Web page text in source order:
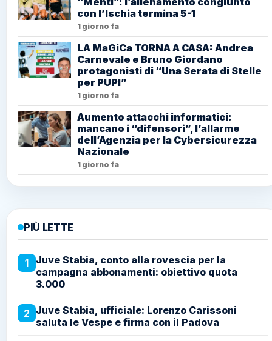
con l’Ischia termina 5-1
1 giorno fa
LA MaGiCa TORNA A CASA: Andrea
Carnevale e Bruno Giordano
protagonisti di “Una Serata di Stelle
per PUPI”
1 giorno fa
Aumento attacchi informatici:
mancano i “difensori”, l’allarme
dell’Agenzia per la Cybersicurezza
Nazionale
1 giorno fa
PIÙ LETTE
1
Juve Stabia, conto alla rovescia per la
campagna abbonamenti: obiettivo quota
3.000
2 Juve Stabia, ufficiale: Lorenzo Carissoni
saluta le Vespe e firma con il Padova